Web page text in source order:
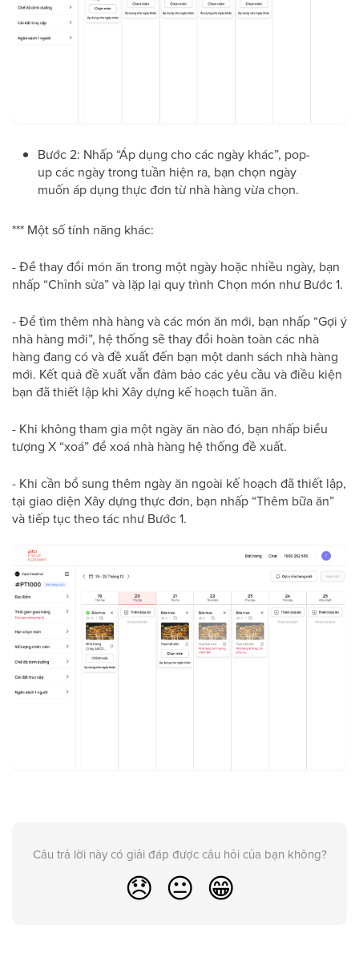
Bước 2: Nhấp “Áp dụng cho các ngày khác”, pop-
up các ngày trong tuần hiện ra, bạn chọn ngày
muốn áp dụng thực đơn từ nhà hàng vừa chọn.
*** Một số tính năng khác:
- Để thay đổi món ăn trong một ngày hoặc nhiều ngày, bạn
nhấp “Chỉnh sửa” và lặp lại quy trình Chọn món như Bước 1.
- Để tìm thêm nhà hàng và các món ăn mới, bạn nhấp “Gợi ý
nhà hàng mới”, hệ thống sẽ thay đổi hoàn toàn các nhà
hàng đang có và đề xuất đến bạn một danh sách nhà hàng
mới. Kết quả đề xuất vẫn đảm bảo các yêu cầu và điều kiện
bạn đã thiết lập khi Xây dựng kế hoạch tuần ăn.
- Khi không tham gia một ngày ăn nào đó, bạn nhấp biểu
tượng X “xoá” để xoá nhà hàng hệ thống đề xuất.
- Khi cần bổ sung thêm ngày ăn ngoài kế hoạch đã thiết lập,
tại giao diện Xây dựng thực đơn, bạn nhấp “Thêm bữa ăn”
và tiếp tục theo tác như Bước 1.
Câu trả lời này có giải đáp được câu hỏi của bạn không?
😞 😐 😁